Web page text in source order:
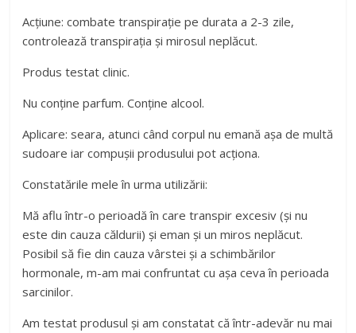
Acțiune: combate transpirație pe durata a 2-3 zile,
controlează transpirația și mirosul neplăcut.
Produs testat clinic.
Nu conține parfum. Conține alcool.
Aplicare: seara, atunci când corpul nu emană așa de multă
sudoare iar compușii produsului pot acționa.
Constatările mele în urma utilizării:
Mă aflu într-o perioadă în care transpir excesiv (și nu
este din cauza căldurii) și eman și un miros neplăcut.
Posibil să fie din cauza vârstei și a schimbărilor
hormonale, m-am mai confruntat cu așa ceva în perioada
sarcinilor.
Am testat produsul și am constatat că într-adevăr nu mai